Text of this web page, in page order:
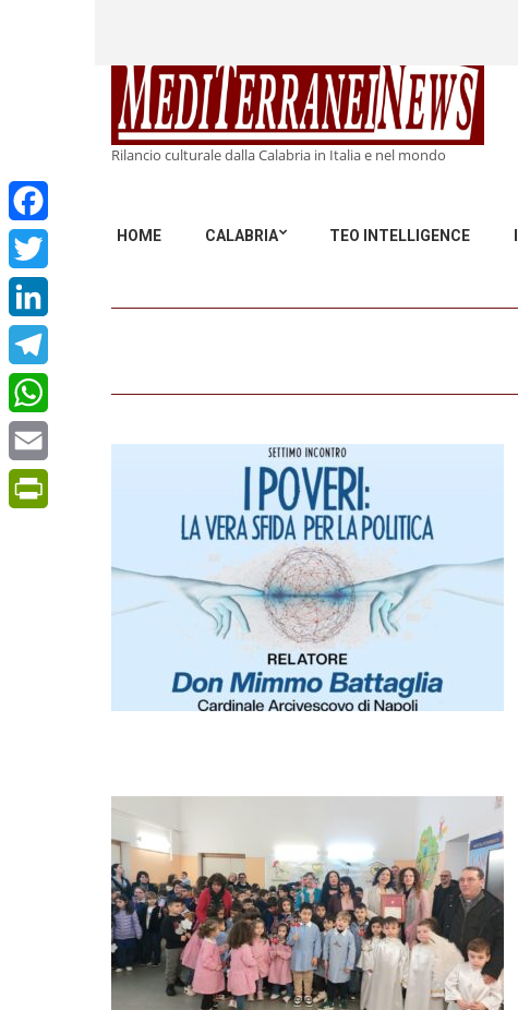
Rilancio culturale dalla Calabria in Italia e nel mondo
HOME CALABRIA TEO INTELLIGENCE
Facebook
Twitter
LinkedIn
Telegram
WhatsApp
Email